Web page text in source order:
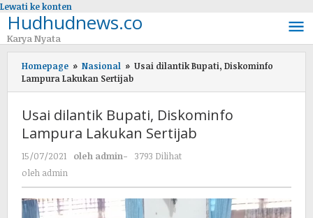
Lewati ke konten
Hudhudnews.co
Karya Nyata
Homepage » Nasional » Usai dilantik Bupati, Diskominfo
Lampura Lakukan Sertijab
Usai dilantik Bupati, Diskominfo
Lampura Lakukan Sertijab
15/07/2021 oleh admin-
3793 Dilihat
oleh admin